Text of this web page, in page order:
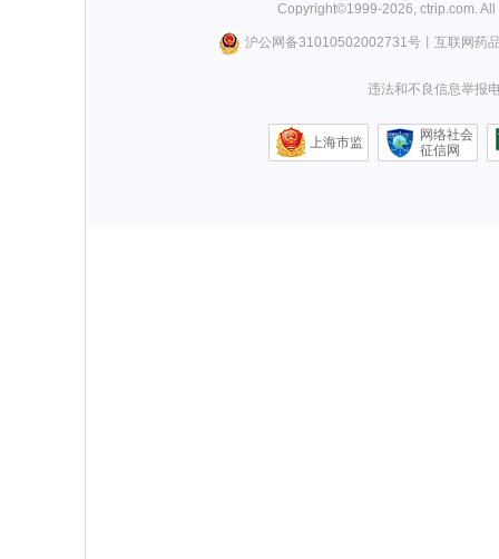
Copyright©1999-2026, ctrip.com.
沪公网备31010502002731号丨 互联网药
违法和不良信息举报
上海市监
网络社会
征信网